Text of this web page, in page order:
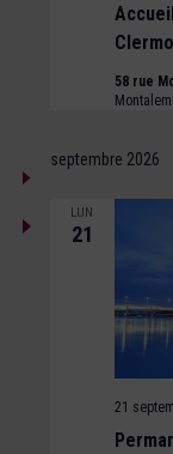
58 rue
septembre 2026
LUN
21
21